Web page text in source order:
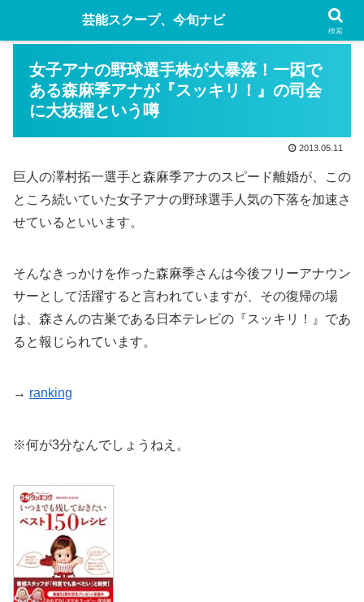
女子アナの野球選手株が大暴落！一因で
ある森麻季アナが『スッキリ！』の司会
に大抜擢という噂
2013.05.11
巨人の澤村拓一選手と森麻季アナのスピード離婚が、この
ところ続いていた女子アナの野球選手人気の下落を加速さ
せているといいます。
そんなきっかけを作った森麻季さんは今後フリーアナウン
サーとして活躍すると言われていますが、その復帰の場
は、森さんの古巣である日本テレビの『スッキリ！』であ
ると報じられています。
→ ranking
※何が3分なんでしょうねえ。
芸能スクープ、今旬ナビ
検索